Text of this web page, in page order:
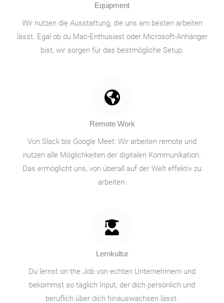
Equipment
Wir nutzen die Ausstattung, die uns am besten arbeiten
lässt. Egal ob du Mac-Enthusiast oder Microsoft-Anhänger
bist, wir sorgen für das bestmögliche Setup.
Remote Work
Von Slack bis Google Meet: Wir arbeiten remote und
nutzen alle Möglichkeiten der digitalen Kommunikation.
Das ermöglicht uns, von überall auf der Welt effektiv zu
arbeiten.
Lernkultur
Du lernst on the Job von echten Unternehmern und
bekommst so täglich Input, der dich persönlich und
beruflich über dich hinauswachsen lässt.